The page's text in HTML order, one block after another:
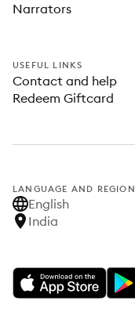
Narrators
USEFUL LINKS
Contact and help
Redeem Giftcard
LANGUAGE AND REGION
English
India